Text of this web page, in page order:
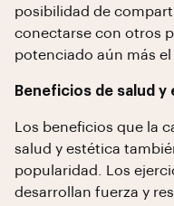
posibilidad de
conectarse con otros
potenciado aún más
Beneficios de salud y
Los beneficios que la
salud y estética
popularidad. Los
desarrollan fuerza y